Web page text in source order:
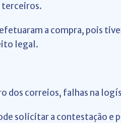
terceiros.
a compra, pois
legal.
dos correios, falhas na
solicitar a contestação e